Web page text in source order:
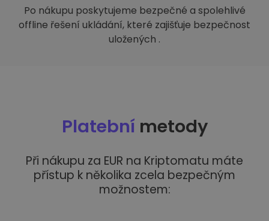
Po nákupu poskytujeme bezpečné a spolehlivé
offline řešení ukládání, které zajišťuje bezpečnost
uložených .
Platební metody
Při nákupu za EUR na Kriptomatu máte
přístup k několika zcela bezpečným
možnostem: